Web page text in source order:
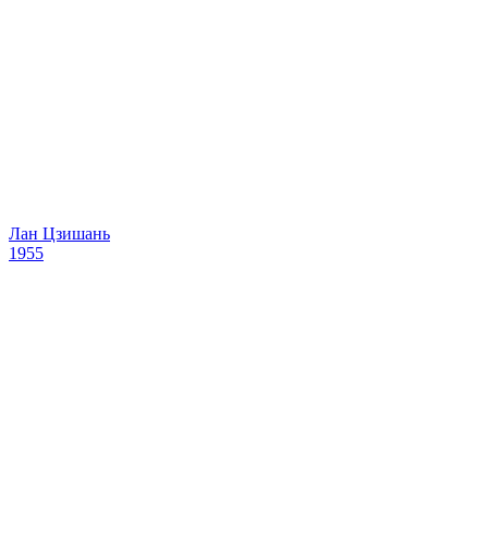
Лан Цзишань
1955